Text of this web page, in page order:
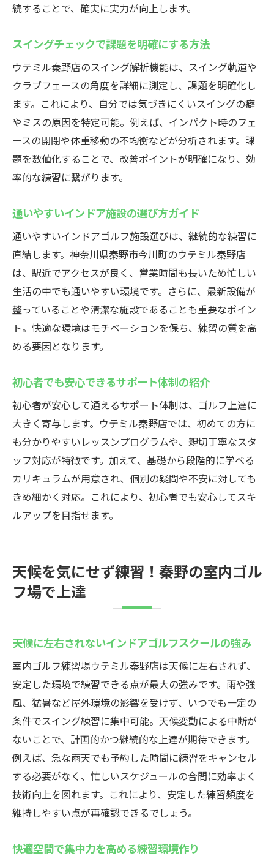
続することで、確実に実力が向上します。
スイングチェックで課題を明確にする方法
ウテミル秦野店のスイング解析機能は、スイング軌道や
クラブフェースの角度を詳細に測定し、課題を明確化し
ます。これにより、自分では気づきにくいスイングの癖
やミスの原因を特定可能。例えば、インパクト時のフェ
ースの開閉や体重移動の不均衡などが分析されます。課
題を数値化することで、改善ポイントが明確になり、効
率的な練習に繋がります。
通いやすいインドア施設の選び方ガイド
通いやすいインドアゴルフ施設選びは、継続的な練習に
直結します。神奈川県秦野市今川町のウテミル秦野店
は、駅近でアクセスが良く、営業時間も長いため忙しい
生活の中でも通いやすい環境です。さらに、最新設備が
整っていることや清潔な施設であることも重要なポイン
ト。快適な環境はモチベーションを保ち、練習の質を高
める要因となります。
初心者でも安心できるサポート体制の紹介
初心者が安心して通えるサポート体制は、ゴルフ上達に
大きく寄与します。ウテミル秦野店では、初めての方に
も分かりやすいレッスンプログラムや、親切丁寧なスタ
ッフ対応が特徴です。加えて、基礎から段階的に学べる
カリキュラムが用意され、個別の疑問や不安に対しても
きめ細かく対応。これにより、初心者でも安心してスキ
ルアップを目指せます。
天候を気にせず練習！秦野の室内ゴル
フ場で上達
天候に左右されないインドアゴルフスクールの強み
室内ゴルフ練習場ウテミル秦野店は天候に左右されず、
安定した環境で練習できる点が最大の強みです。雨や強
風、猛暑など屋外環境の影響を受けず、いつでも一定の
条件でスイング練習に集中可能。天候変動による中断が
ないことで、計画的かつ継続的な上達が期待できます。
例えば、急な雨天でも予約した時間に練習をキャンセル
する必要がなく、忙しいスケジュールの合間に効率よく
技術向上を図れます。これにより、安定した練習頻度を
維持しやすい点が再確認できるでしょう。
快適空間で集中力を高める練習環境作り